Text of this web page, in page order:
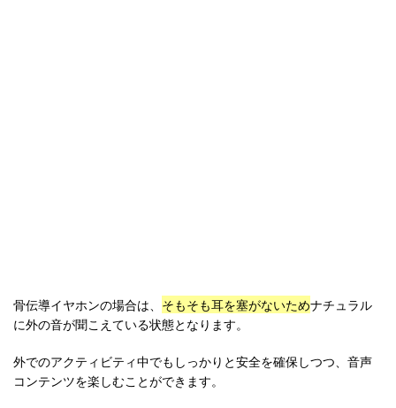
骨伝導イヤホンの場合は、 そもそも耳を塞がないためナチュラル
に外の音が聞こえている状態となります。
外でのアクティビティ中でもしっかりと安全を確保しつつ、音声
コンテンツを楽しむことができます。